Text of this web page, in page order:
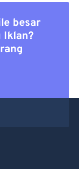
besar
Iklan?